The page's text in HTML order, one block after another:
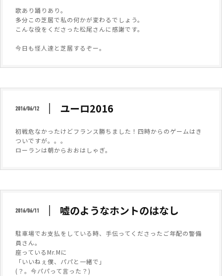
歌あり踊りあり。
多分この芝居で私の何かが変わるでしょう。
こんな役をくださった松尾さんに感謝です。
今日も怪人達と芝居するぞー。
2016/06/12 ユーロ2016
初戦危なかったけどフランス勝ちました！四時からのゲームはき
ついですが。。。
ローランは朝からおおはしゃぎ。
2016/06/11 嘘のようなホントのはなし
駐車場でお支払をしている時、手伝ってくださったご年配の警備
員さん。
座っているMr.Mに
「いいねぇ僕、パパと一緒で」
(？。今パパって言った？)